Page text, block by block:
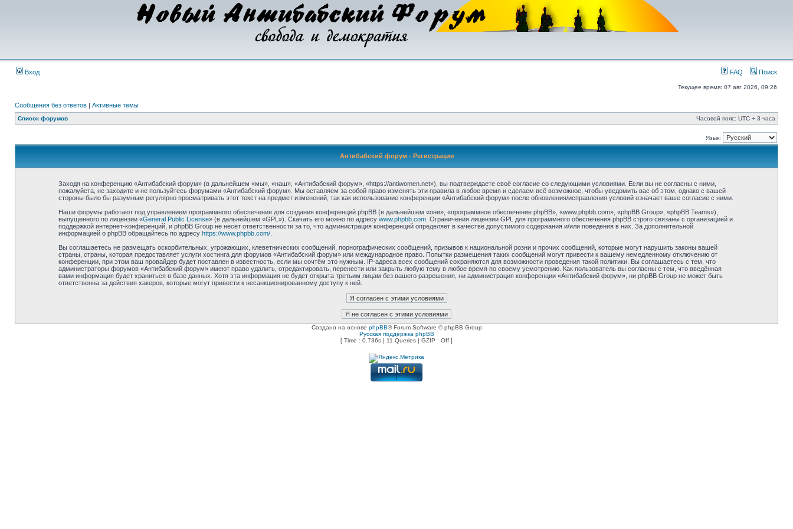
Вход FAQ Поиск
Текущее время: 07 авг 2026, 09:26
Сообщения без ответов | Активные темы
Список форумов Часовой пояс: UTC + 3 часа
Язык:
Антибабский форум - Регистрация
Заходя на конференцию «Антибабский форум» (в дальнейшем «мы», «наш», «Антибабский форум», «https://antiwomen.net»), вы подтверждаете своё согласие со следующими условиями. Если вы не согласны с ними,
пожалуйста, не заходите и не пользуйтесь форумами «Антибабский форум». Мы оставляем за собой право изменять эти правила в любое время и сделаем всё возможное, чтобы уведомить вас об этом, однако с вашей
стороны было бы разумным регулярно просматривать этот текст на предмет изменений, так как использование конференции «Антибабский форум» после обновления/исправления условий означает ваше согласие с ними.
Наши форумы работают под управлением программного обеспечения для создания конференций phpBB (в дальнейшем «они», «программное обеспечение phpBB», «www.phpbb.com», «phpBB Group», «phpBB Teams»),
выпущенного по лицензии «General Public License» (в дальнейшем «GPL»). Скачать его можно по адресу www.phpbb.com. Ограничения лицензии GPL для программного обеспечения phpBB строго связаны с организацией и
поддержкой интернет-конференций, и phpBB Group не несёт ответственности за то, что администрация конференций определяет в качестве допустимого содержания и/или поведения в них. За дополнительной
информацией о phpBB обращайтесь по адресу https://www.phpbb.com/.
Вы соглашаетесь не размещать оскорбительных, угрожающих, клеветнических сообщений, порнографических сообщений, призывов к национальной розни и прочих сообщений, которые могут нарушить законы вашей
страны, страны, которая предоставляет услуги хостинга для форумов «Антибабский форум» или международное право. Попытки размещения таких сообщений могут привести к вашему немедленному отключению от
конференции, при этом ваш провайдер будет поставлен в известность, если мы сочтём это нужным. IP-адреса всех сообщений сохраняются для возможности проведения такой политики. Вы соглашаетесь с тем, что
администраторы форумов «Антибабский форум» имеют право удалить, отредактировать, перенести или закрыть любую тему в любое время по своему усмотрению. Как пользователь вы согласны с тем, что введённая
вами информация будет храниться в базе данных. Хотя эта информация не будет открыта третьим лицам без вашего разрешения, ни администрация конференции «Антибабский форум», ни phpBB Group не может быть
ответственна за действия хакеров, которые могут привести к несанкционированному доступу к ней.
Создано на основе phpBB® Forum Software © phpBB Group
Русская поддержка phpBB
[ Time : 0.736s | 11 Queries | GZIP : Off ]